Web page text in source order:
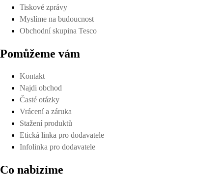
Tiskové zprávy
Myslíme na budoucnost
Obchodní skupina Tesco
Pomůžeme vám
Kontakt
Najdi obchod
Časté otázky
Vrácení a záruka
Stažení produktů
Etická linka pro dodavatele
Infolinka pro dodavatele
Co nabízíme